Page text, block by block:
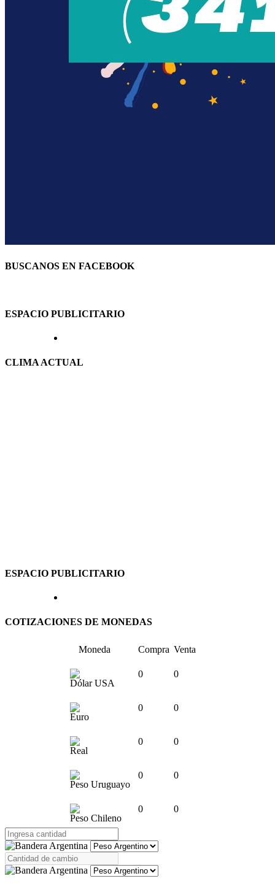
BUSCANOS EN FACEBOOK
ESPACIO PUBLICITARIO
CLIMA ACTUAL
ESPACIO PUBLICITARIO
COTIZACIONES DE MONEDAS
Moneda Compra Venta
Dólar USA
0 0
Euro
0 0
Real
0 0
Peso Uruguayo
0 0
Peso Chileno
0 0